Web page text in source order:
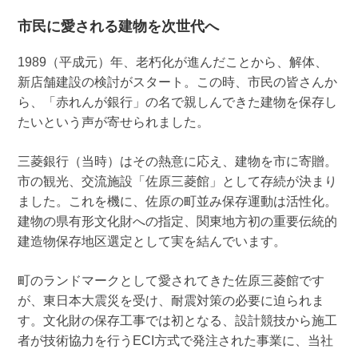
市民に愛される建物を次世代へ
1989（平成元）年、老朽化が進んだことから、解体、
新店舗建設の検討がスタート。この時、市民の皆さんか
ら、「赤れんが銀行」の名で親しんできた建物を保存し
たいという声が寄せられました。
三菱銀行（当時）はその熱意に応え、建物を市に寄贈。
市の観光、交流施設「佐原三菱館」として存続が決まり
ました。これを機に、佐原の町並み保存運動は活性化。
建物の県有形文化財への指定、関東地方初の重要伝統的
建造物保存地区選定として実を結んでいます。
町のランドマークとして愛されてきた佐原三菱館です
が、東日本大震災を受け、耐震対策の必要に迫られま
す。文化財の保存工事では初となる、設計競技から施工
者が技術協力を行うECI方式で発注された事業に、当社